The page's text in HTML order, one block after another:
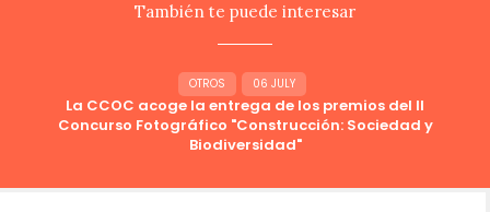
También te puede interesar
OTROS 06 JULY
La CCOC acoge la entrega de los premios del II
Concurso Fotográfico "Construcción: Sociedad y
Biodiversidad"